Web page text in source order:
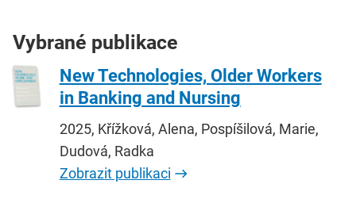
Vybrané publikace
New Technologies, Older Workers
in Banking and Nursing
2025, Křížková, Alena, Pospíšilová, Marie,
Dudová, Radka
Zobrazit publikaci